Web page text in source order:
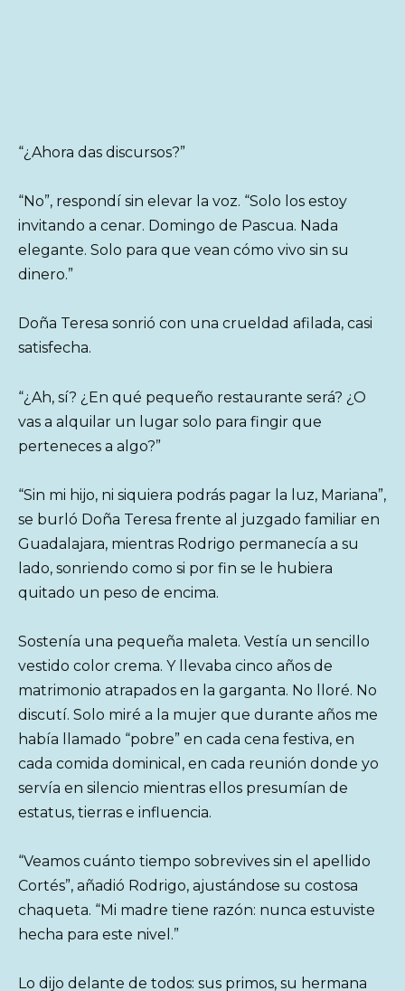
“¿Ahora das discursos?”
“No”, respondí sin elevar la voz. “Solo los estoy
invitando a cenar. Domingo de Pascua. Nada
elegante. Solo para que vean cómo vivo sin su
dinero.”
Doña Teresa sonrió con una crueldad afilada, casi
satisfecha.
“¿Ah, sí? ¿En qué pequeño restaurante será? ¿O
vas a alquilar un lugar solo para fingir que
perteneces a algo?”
“Sin mi hijo, ni siquiera podrás pagar la luz, Mariana”,
se burló Doña Teresa frente al juzgado familiar en
Guadalajara, mientras Rodrigo permanecía a su
lado, sonriendo como si por fin se le hubiera
quitado un peso de encima.
Sostenía una pequeña maleta. Vestía un sencillo
vestido color crema. Y llevaba cinco años de
matrimonio atrapados en la garganta. No lloré. No
discutí. Solo miré a la mujer que durante años me
había llamado “pobre” en cada cena festiva, en
cada comida dominical, en cada reunión donde yo
servía en silencio mientras ellos presumían de
estatus, tierras e influencia.
“Veamos cuánto tiempo sobrevives sin el apellido
Cortés”, añadió Rodrigo, ajustándose su costosa
chaqueta. “Mi madre tiene razón: nunca estuviste
hecha para este nivel.”
Lo dijo delante de todos: sus primos, su hermana